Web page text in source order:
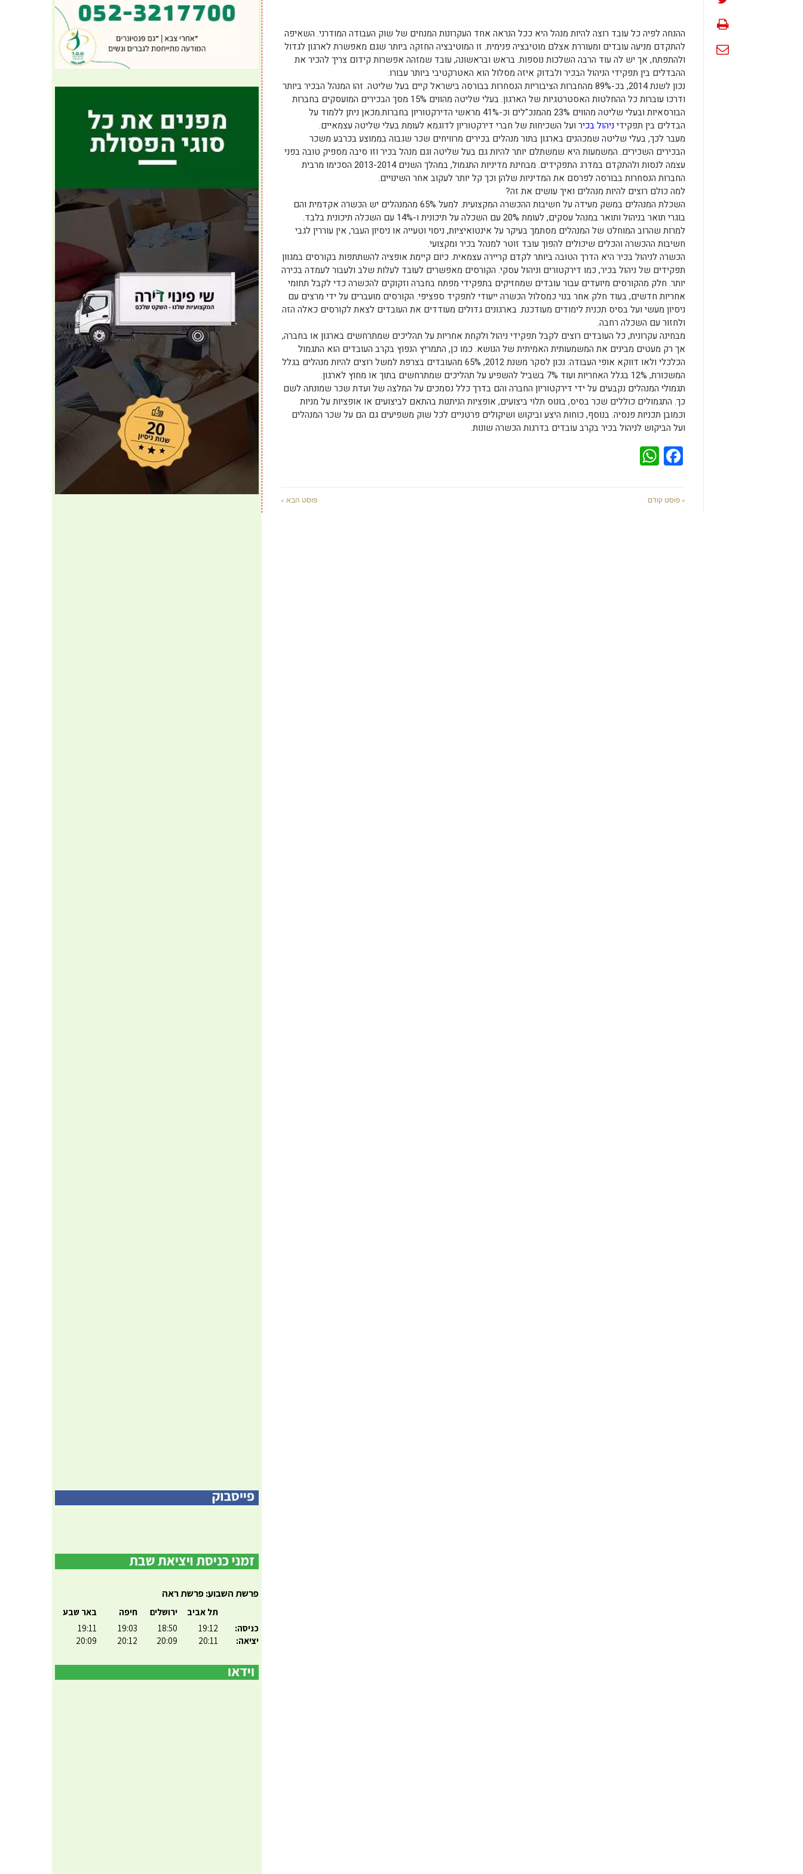
ההנחה לפיה כל עובד רוצה להיות מנהל היא ככל הנראה אחד העקרונות המנחים של שוק העבודה המודרני. השאיפה
להתקדם מניעה עובדים ומעוררת אצלם מוטיבציה פנימית. זו המוטיבציה החזקה ביותר שגם מאפשרת לארגון לגדול
ולהתפתח, אך יש לה עוד הרבה השלכות נוספות. בראש ובראשונה, עובד שמזהה אפשרות קידום צריך להכיר את
ההבדלים בין תפקידי הניהול הבכיר ולבדוק איזה מסלול הוא האטרקטיבי ביותר עבורו.
נכון לשנת 2014, בכ-89% מהחברות הציבוריות הנסחרות בבורסה בישראל קיים בעל שליטה. זהו המנהל הבכיר ביותר
ודרכו עוברות כל ההחלטות האסטרטגיות של הארגון. בעלי שליטה מהווים 15% מסך הבכירים המועסקים בחברות
הבורסאיות ובעלי שליטה מהווים 23% מהמנכ"לים וכ-41% מראשי הדירקטוריון בחברות.מכאן ניתן ללמוד על
הבדלים בין תפקידיניהול בכיר ועל השכיחות של חברי דירקטוריון לדוגמא לעומת בעלי שליטה עצמאיים.
מעבר לכך, בעלי שליטה שמכהנים בארגון בתור מנהלים בכירים מרוויחים שכר שגבוה בממוצע בכרבע משכר
הבכירים השכירים. המשמעות היא שמשתלם יותר להיות גם בעל שליטה וגם מנהל בכיר וזו סיבה מספיק טובה בפני
עצמה לנסות ולהתקדם במדרג התפקידים. מבחינת מדיניות התגמול, במהלך השנים 2013-2014 הסכימו מרבית
החברות הנסחרות בבורסה לפרסם את המדיניות שלהן וכך קל יותר לעקוב אחר השינויים.
למה כולם רוצים להיות מנהלים ואיך עושים את זה?
השכלת המנהלים במשק מעידה על חשיבות ההכשרה המקצועית. למעל 65% מהמנהלים יש הכשרה אקדמית והם
בוגרי תואר בניהול ותואר במנהל עסקים, לעומת 20% עם השכלה על תיכונית ו-14% עם השכלה תיכונית בלבד.
למרות שהרוב המוחלט של המנהלים מסתמך בעיקר על אינטואיציות, ניסוי וטעייה או ניסיון העבר, אין עוררין לגבי
חשיבות ההכשרה והכלים שיכולים להפוך עובד זוטר למנהל בכיר ומקצועי.
הכשרה לניהול בכיר היא הדרך הטובה ביותר לקדם קריירה עצמאית. כיום קיימת אופציה להשתתפות בקורסים במגוון
תפקידים של ניהול בכיר, כמו דירקטורים וניהול עסקי. הקורסים מאפשרים לעובד לעלות שלב ולעבור לעמדה בכירה
יותר. חלק מהקורסים מיועדים עבור עובדים שמחזיקים בתפקידי מפתח בחברה וזקוקים להכשרה כדי לקבל תחומי
אחריות חדשים, בעוד חלק אחר בנוי כמסלול הכשרה ייעודי לתפקיד ספציפי. הקורסים מועברים על ידי מרצים עם
ניסיון מעשי ועל בסיס תכנית לימודים מעודכנת. בארגונים גדולים מעודדים את העובדים לצאת לקורסים כאלה הזה
ולחזור עם השכלה רחבה.
מבחינה עקרונית, כל העובדים רוצים לקבל תפקידי ניהול ולקחת אחריות על תהליכים שמתרחשים בארגון או בחברה,
אך רק מעטים מבינים את המשמעותית האמיתית של הנושא. כמו כן, התמריץ הנפוץ בקרב העובדים הוא התגמול
הכלכלי ולאו דווקא אופי העבודה: נכון לסקר משנת 2012, 65% מהעובדים בצרפת למשל רוצים להיות מנהלים בגלל
המשכורת, 12% בגלל האחריות ועוד 7% בשביל להשפיע על תהליכים שמתרחשים בתוך או מחוץ לארגון.
תגמולי המנהלים נקבעים על ידי דירקטוריון החברה והם בדרך כלל נסמכים על המלצה של ועדת שכר שמונתה לשם
כך. התגמולים כוללים שכר בסיס, בונוס תלוי ביצועים, אופציות הניתנות בהתאם לביצועים או אופציות על מניות
וכמובן תכניות פנסיה. בנוסף, כוחות היצע וביקוש ושיקולים פרטניים לכל שוק משפיעים גם הם על שכר המנהלים
ועל הביקוש לניהול בכיר בקרב עובדים בדרגות הכשרה שונות.
Facebook
« פוסט קודם פוסט הבא »
פרשת השבוע: פרשת ראה
כניסה:
יציאה:
תל אביב
19:12
20:11
ירושלים
18:50
20:09
חיפה
19:03
20:12
באר שבע
19:11
20:09